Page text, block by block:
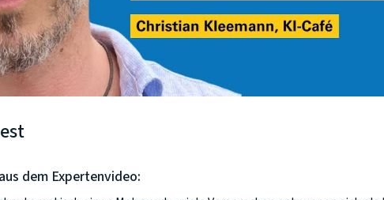
dem Expertenvideo: